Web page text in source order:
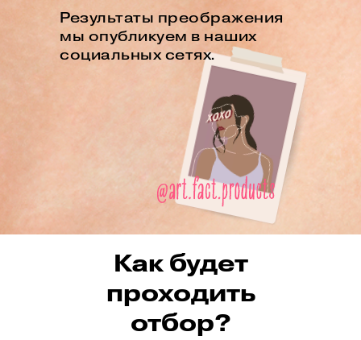
Результаты преображения
мы опубликуем в наших
социальных сетях.
Как будет
проходить
отбор?